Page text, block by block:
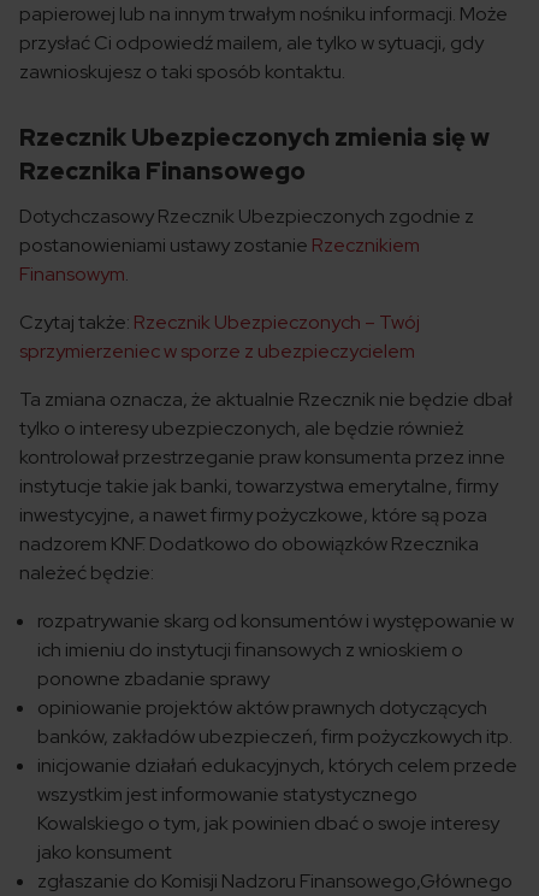
papierowej lub na innym trwałym nośniku informacji. Może
przysłać Ci odpowiedź mailem, ale tylko w sytuacji, gdy
zawnioskujesz o taki sposób kontaktu.
Rzecznik Ubezpieczonych zmienia się w
Rzecznika Finansowego
Dotychczasowy Rzecznik Ubezpieczonych zgodnie z
postanowieniami ustawy zostanie Rzecznikiem
Finansowym.
Czytaj także: Rzecznik Ubezpieczonych – Twój
sprzymierzeniec w sporze z ubezpieczycielem
Ta zmiana oznacza, że aktualnie Rzecznik nie będzie dbał
tylko o interesy ubezpieczonych, ale będzie również
kontrolował przestrzeganie praw konsumenta przez inne
instytucje takie jak banki, towarzystwa emerytalne, firmy
inwestycyjne, a nawet firmy pożyczkowe, które są poza
nadzorem KNF. Dodatkowo do obowiązków Rzecznika
należeć będzie:
rozpatrywanie skarg od konsumentów i występowanie w
ich imieniu do instytucji finansowych z wnioskiem o
ponowne zbadanie sprawy
opiniowanie projektów aktów prawnych dotyczących
banków, zakładów ubezpieczeń, firm pożyczkowych itp.
inicjowanie działań edukacyjnych, których celem przede
wszystkim jest informowanie statystycznego
Kowalskiego o tym, jak powinien dbać o swoje interesy
jako konsument
zgłaszanie do Komisji Nadzoru Finansowego,Głównego